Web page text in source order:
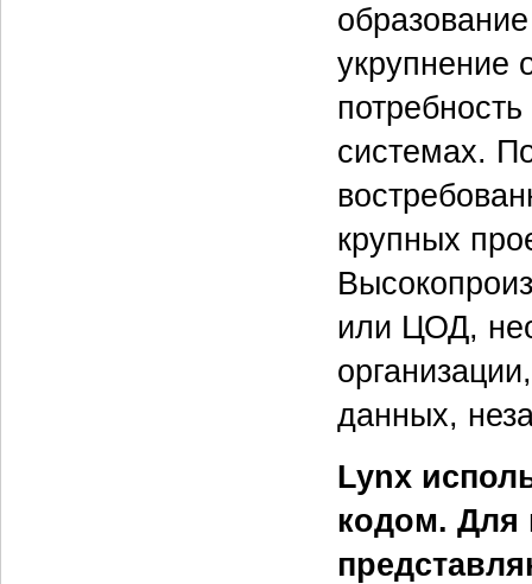
укрупнение
системах.
крупных
или ЦОД,
данных,
Lynx
кодом. Для